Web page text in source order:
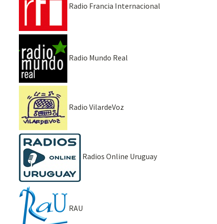
Radio Francia Internacional
Radio Mundo Real
Radio VilardeVoz
Radios Online Uruguay
RAU